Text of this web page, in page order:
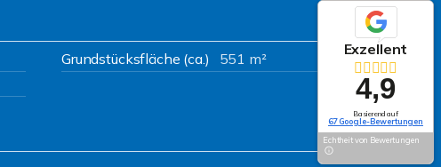
Grundstücksfläche (ca.)
551 m²
Exzellent
4,9
Basierend auf
67 Google-Bewertungen
Echtheit von Bewertungen